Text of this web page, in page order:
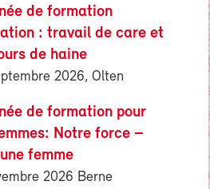
de formation
: travail de care et
de haine
2026, Olten
de formation pour
Notre force –
femme
2026 Berne